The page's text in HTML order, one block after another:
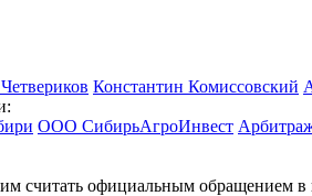
Константин Комиссовский
ООО СибирьАгроИнвест
считать официальным обращением в